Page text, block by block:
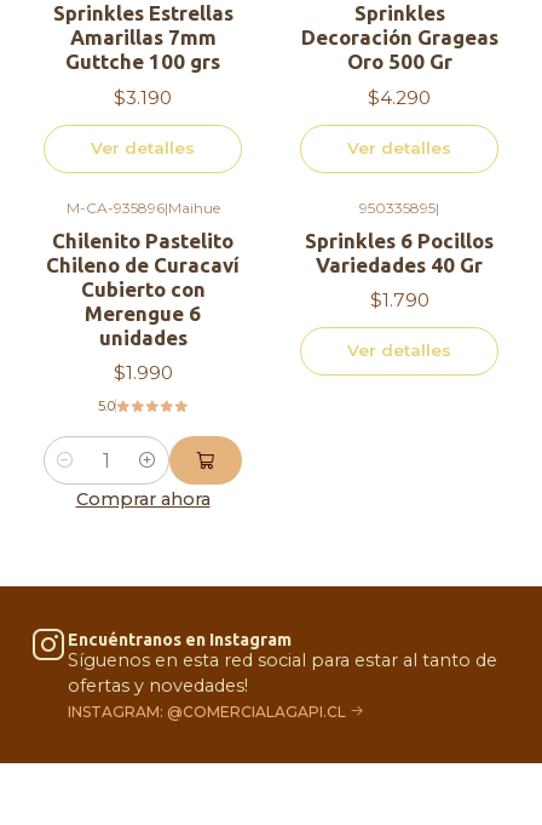
Sprinkles Estrellas
Amarillas 7mm
Guttche 100 grs
$3.190
Ver detalles
Sprinkles
Decoración Grageas
Oro 500 Gr
$4.290
Ver detalles
M-CA-935896|Maihue
Chilenito Pastelito
Chileno de Curacaví
Cubierto con
Merengue 6
unidades
$1.990
5.0
Cantidad
Comprar ahora
Agotado950335895|
Sprinkles 6 Pocillos
Variedades 40 Gr
$1.790
Ver detalles
Encuéntranos en Instagram
Síguenos en esta red social para estar al tanto de
ofertas y novedades!
INSTAGRAM: @COMERCIALAGAPI.CL